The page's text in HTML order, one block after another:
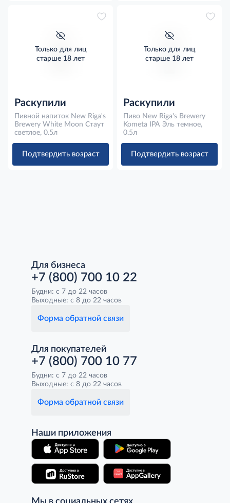
Только для лиц
старше 18 лет
Раскупили
Пивной напиток New Riga's
Brewery White Moon Стаут
светлое, 0.5л
Подтвердить возраст
Только для лиц
старше 18 лет
Раскупили
Пиво New Riga's Brewery
Kometa IPA Эль темное,
0.5л
Подтвердить возраст
Для бизнеса
+7 (800) 700 10 22
Будни: с 7 до 22 часов
Выходные: с 8 до 22 часов
Форма обратной связи
Для покупателей
+7 (800) 700 10 77
Будни: с 7 до 22 часов
Выходные: с 8 до 22 часов
Форма обратной связи
Наши приложения